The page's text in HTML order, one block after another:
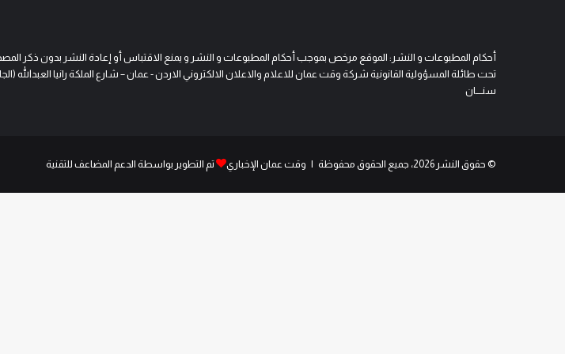
أحكام المطبوعات و النشر: الموقع مرخص بموجب أحكام المطبوعات و النشر و يمنع الاقتباس أو إعادة النشر بدون ذكر المصدر
تحت طائلة المسؤولية القانونية شركة وقت عمان للاعلام والاعلان الالكتروني الاردن - عمان – شارع الملكة رانيا العبدالله
سنــــان
© حقوق النشر 2026، جميع الحقوق محفوظة | وقت عمان الإخباري تم التطوير بواسطة الدعم المضاعف للتقنية